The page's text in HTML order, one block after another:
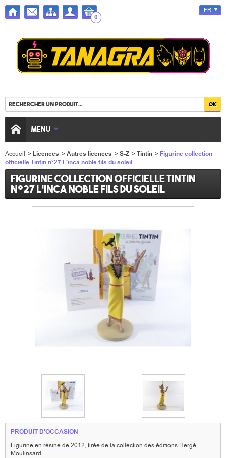
0
FR
MENU
Accueil > Licences >Autres licences >S-Z >Tintin > Figurine collection
officielle Tintin n°27 L'inca noble fils du soleil
Figurine collection officielle Tintin
n°27 L'inca noble fils du soleil
PRODUIT D'OCCASION
Figurine en résine de 2012, tirée de la collection des éditions Hergé
Moulinsard.